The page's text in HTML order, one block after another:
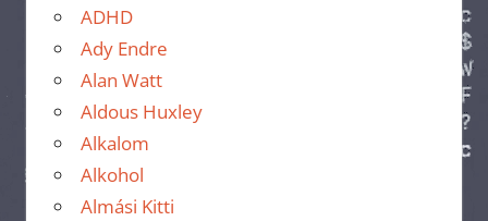
ADHD
Ady Endre
Alan Watt
Aldous Huxley
Alkalom
Alkohol
Almási Kitti